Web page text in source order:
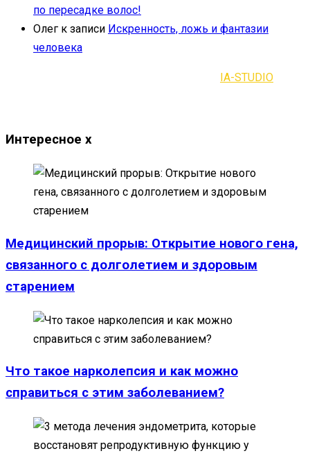
по пересадке волос!
Олег к записи Искренность, ложь и фантазии
человека
IA-STUDIO
Интересное x
Медицинский прорыв: Открытие нового гена,
связанного с долголетием и здоровым
старением
Что такое нарколепсия и как можно
справиться с этим заболеванием?